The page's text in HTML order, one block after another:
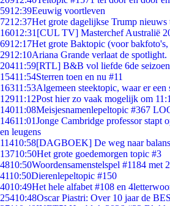
5912:39Eeuwig voortleven
7212:37Het grote dagelijkse Trump nieuws
16012:31 [CUL TV] Masterchef Australië
6912:17Het grote Baktopic (voor
2912:10Ariana Grande verlaat de spotlight.
20411:59[RTL] B&B vol liefde 6de
15411:54Sterren toen en nu #11
16311:53Algemeen steektopic, waar er een
12911:12Post hier zo vaak mogelijk om
14011:08Meisjesnamenlepeltopic #367
14611:01Jonge Cambridge professor stapt
en leugens
11410:58[DAGBOEK] De weg naar
13710:50Het grote goedemorgen topic #3
4810:50Woordensamenstelspel #1184 met
4110:50Dierenlepeltopic #150
4010:49Het hele alfabet #108 en
25410:48Oscar Piastri: Over 10 jaar de